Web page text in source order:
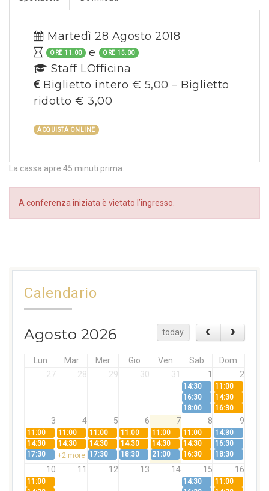
Martedì 28 Agosto 2018
ORE 11.00 e ORE 15.00
Staff LOfficina
Biglietto intero € 5,00 – Biglietto
ridotto € 3,00
ACQUISTA ONLINE
La cassa apre 45 minuti prima.
A conferenza iniziata è vietato l’ingresso.
Calendario
Agosto 2026 today
Lun Mar Mer Gio Ven Sab
Dom
27
28 29 30 31 1 2
14:30
11:00
16:30
14:30
18:00
16:30
3 4 5 6 7 8 9
11:00 11:00 11:00 11:00 11:00 11:00
14:30
14:30
14:30 14:30 14:30 14:30 14:30
16:30
17:30
+2 more 17:30 18:30 21:00 16:30 18:30
10 11 12 13 14 15 16
11:00 14:30
11:00